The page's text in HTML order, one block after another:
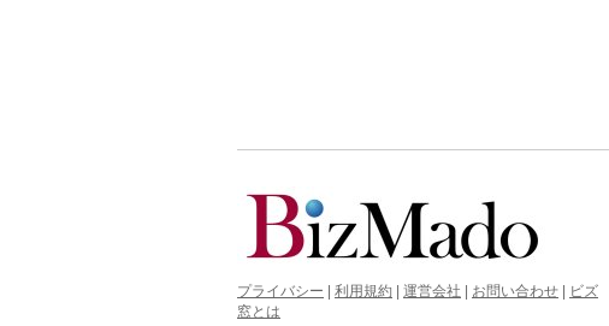
プライバシー | 利用規約 | 運営会社 | お問い合わせ | ビズ
窓とは